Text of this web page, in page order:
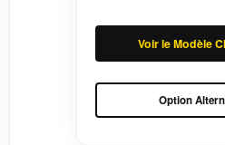
Voir le Modèle
Option